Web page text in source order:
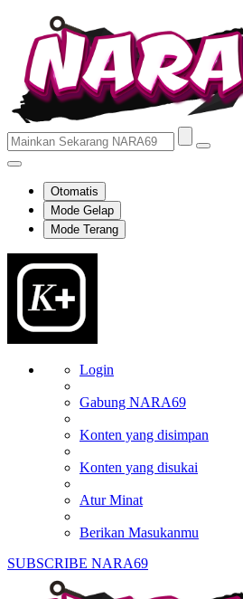
Otomatis
Mode Gelap
Mode Terang
Login
Gabung NARA69
Konten yang disimpan
Konten yang disukai
Atur Minat
Berikan Masukanmu
SUBSCRIBE NARA69